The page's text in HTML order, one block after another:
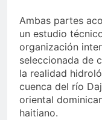
Ambas partes
un estudio
organización
seleccionada de
la realidad
cuenca del río
oriental
haitiano.